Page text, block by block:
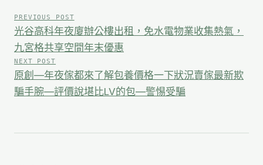
章
導
覽
PREVIOUS POST
光谷高科年夜廈辦公樓出租，免水電物業收集熱氣，
九宮格共享空間年末優惠
NEXT POST
原創—年夜傢都來了解包養價格一下狀況賣傢最新欺
騙手腕—評價說堪比LV的包—警惕受騙